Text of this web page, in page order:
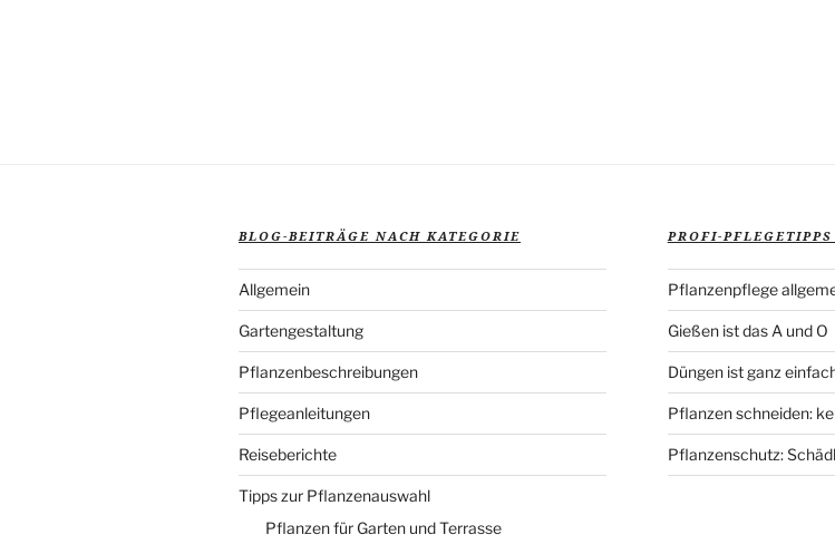
BLOG-BEITRÄGE NACH KATEGORIE
Allgemein
Gartengestaltung
Pflanzenbeschreibungen
Pflegeanleitungen
Reiseberichte
Tipps zur Pflanzenauswahl
Pflanzen für Garten und Terrasse
PROFI-
Pflanzenpflege
Gießen ist das A und O
Düngen ist ganz
Pflanzen schneiden:
Pflanzenschutz: